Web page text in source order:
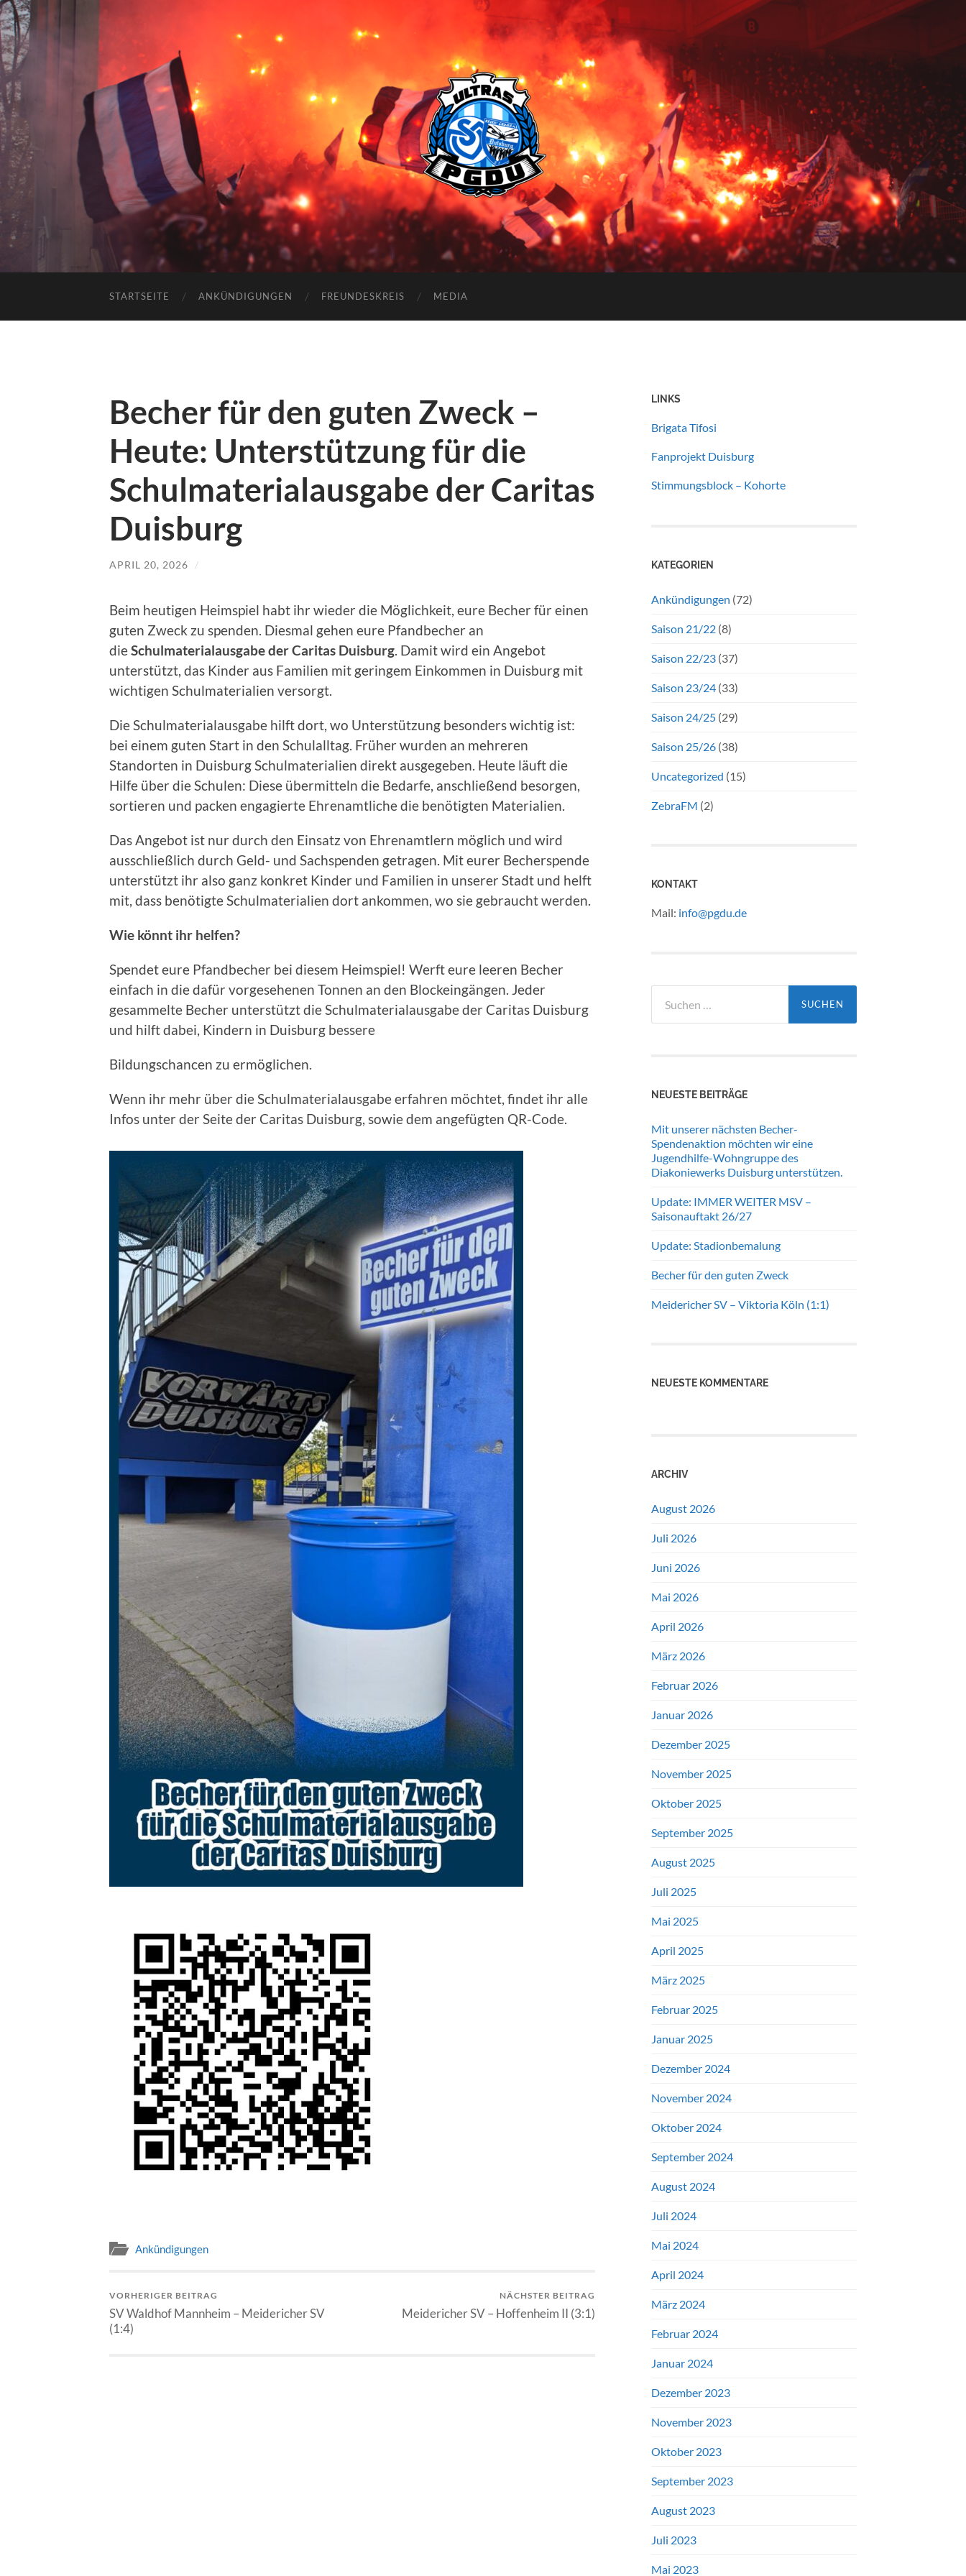
Proud
Generation
Duisburg
STARTSEITE ANKÜNDIGUNGEN FREUNDESKREIS MEDIA
Becher für den guten Zweck –
Heute: Unterstützung für die
Schulmaterialausgabe der Caritas
Duisburg
APRIL 20, 2026 /
Beim heutigen Heimspiel habt ihr wieder die Möglichkeit, eure Becher für einen
guten Zweck zu spenden. Diesmal gehen eure Pfandbecher an
dieSchulmaterialausgabe der Caritas Duisburg . Damit wird ein Angebot
unterstützt, das Kinder aus Familien mit geringem Einkommen in Duisburg mit
wichtigen Schulmaterialien versorgt.
Die Schulmaterialausgabe hilft dort, wo Unterstützung besonders wichtig ist:
bei einem guten Start in den Schulalltag. Früher wurden an mehreren
Standorten in Duisburg Schulmaterialien direkt ausgegeben. Heute läuft die
Hilfe über die Schulen: Diese übermitteln die Bedarfe, anschließend besorgen,
sortieren und packen engagierte Ehrenamtliche die benötigten Materialien.
Das Angebot ist nur durch den Einsatz von Ehrenamtlern möglich und wird
ausschließlich durch Geld- und Sachspenden getragen. Mit eurer Becherspende
unterstützt ihr also ganz konkret Kinder und Familien in unserer Stadt und helft
mit, dass benötigte Schulmaterialien dort ankommen, wo sie gebraucht werden.
Wie könnt ihr helfen?
Spendet eure Pfandbecher bei diesem Heimspiel! Werft eure leeren Becher
einfach in die dafür vorgesehenen Tonnen an den Blockeingängen. Jeder
gesammelte Becher unterstützt die Schulmaterialausgabe der Caritas Duisburg
und hilft dabei, Kindern in Duisburg bessere
Bildungschancen zu ermöglichen.
Wenn ihr mehr über die Schulmaterialausgabe erfahren möchtet, findet ihr alle
Infos unter der Seite der Caritas Duisburg, sowie dem angefügten QR-Code.
Ankündigungen
VORHERIGER BEITRAG
SV Waldhof Mannheim – Meidericher SV
(1:4)
NÄCHSTER BEITRAG
Meidericher SV – Hoffenheim II (3:1)
LINKS
Brigata Tifosi
Fanprojekt Duisburg
Stimmungsblock – Kohorte
KATEGORIEN
Ankündigungen (72)
Saison 21/22 (8)
Saison 22/23 (37)
Saison 23/24 (33)
Saison 24/25 (29)
Saison 25/26 (38)
Uncategorized (15)
ZebraFM (2)
KONTAKT
Mail: info@pgdu.de
nach:
NEUESTE BEITRÄGE
Mit unserer nächsten Becher-
Spendenaktion möchten wir eine
Jugendhilfe-Wohngruppe des
Diakoniewerks Duisburg unterstützen.
Update: IMMER WEITER MSV –
Saisonauftakt 26/27
Update: Stadionbemalung
Becher für den guten Zweck
Meidericher SV – Viktoria Köln (1:1)
NEUESTE KOMMENTARE
ARCHIV
August 2026
Juli 2026
Juni 2026
Mai 2026
April 2026
März 2026
Februar 2026
Januar 2026
Dezember 2025
November 2025
Oktober 2025
September 2025
August 2025
Juli 2025
Mai 2025
April 2025
März 2025
Februar 2025
Januar 2025
Dezember 2024
November 2024
Oktober 2024
September 2024
August 2024
Juli 2024
Mai 2024
April 2024
März 2024
Februar 2024
Januar 2024
Dezember 2023
November 2023
Oktober 2023
September 2023
August 2023
Juli 2023
Mai 2023